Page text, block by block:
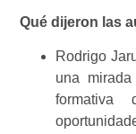
Qué dijeron las
Rodrigo
una
formativa